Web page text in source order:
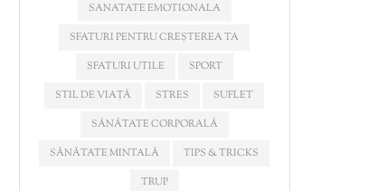
SANATATE EMOTIONALA
SFATURI PENTRU CREȘTEREA TA
SFATURI UTILE
SPORT
STIL DE VIAȚĂ
STRES
SUFLET
SĂNĂTATE CORPORALĂ
SĂNĂTATE MINTALĂ
TIPS & TRICKS
TRUP